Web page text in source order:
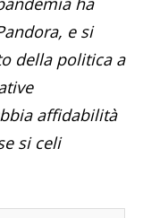
e si
della politica a
affidabilità
si celi